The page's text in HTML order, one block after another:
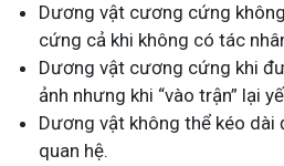
Dương vật cương cứng
cứng cả khi không có tác
Dương vật cương cứng khi
ảnh nhưng khi “vào trận” lại
Dương vật không thể kéo
quan hệ.